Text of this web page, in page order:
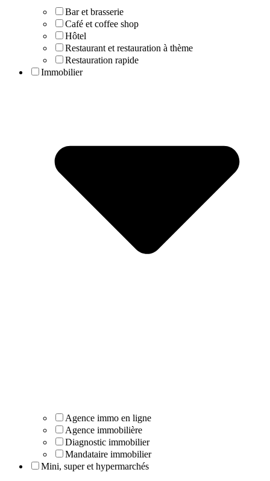
Bar et brasserie
Café et coffee shop
Hôtel
Restaurant et restauration à thème
Restauration rapide
Immobilier
Agence immo en ligne
Agence immobilière
Diagnostic immobilier
Mandataire immobilier
Mini, super et hypermarchés